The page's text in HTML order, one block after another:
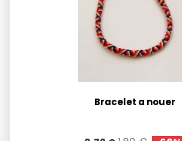
Bracelet a nouer